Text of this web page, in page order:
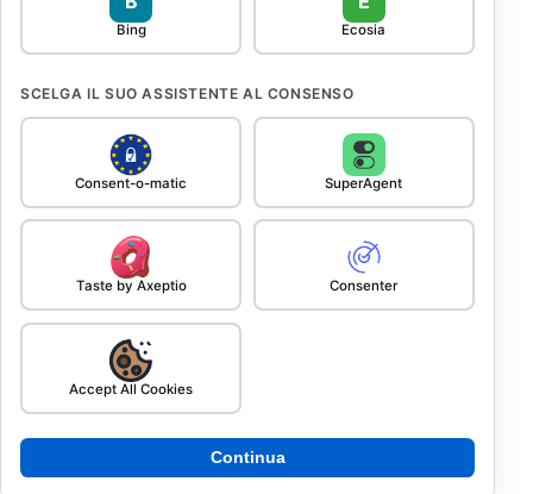
Bing Ecosia
SCELGA IL SUO ASSISTENTE AL CONSENSO
Consent-o-matic SuperAgent
Taste by Axeptio Consenter
Accept All Cookies
Continua